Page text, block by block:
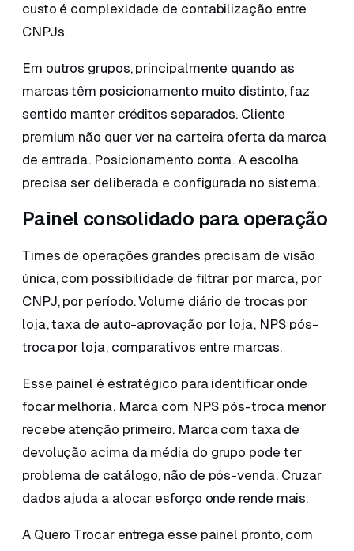
custo é complexidade de contabilização entre
CNPJs.
Em outros grupos, principalmente quando as
marcas têm posicionamento muito distinto, faz
sentido manter créditos separados. Cliente
premium não quer ver na carteira oferta da marca
de entrada. Posicionamento conta. A escolha
precisa ser deliberada e configurada no sistema.
Painel consolidado para operação
Times de operações grandes precisam de visão
única, com possibilidade de filtrar por marca, por
CNPJ, por período. Volume diário de trocas por
loja, taxa de auto-aprovação por loja, NPS pós-
troca por loja, comparativos entre marcas.
Esse painel é estratégico para identificar onde
focar melhoria. Marca com NPS pós-troca menor
recebe atenção primeiro. Marca com taxa de
devolução acima da média do grupo pode ter
problema de catálogo, não de pós-venda. Cruzar
dados ajuda a alocar esforço onde rende mais.
A Quero Trocar entrega esse painel pronto, com